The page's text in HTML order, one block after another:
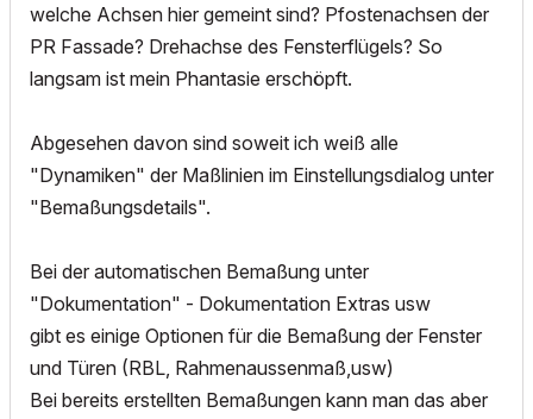
welche Achsen hier gemeint sind? Pfostenachsen der
PR Fassade? Drehachse des Fensterflügels? So
langsam ist mein Phantasie erschöpft.
Abgesehen davon sind soweit ich weiß alle
"Dynamiken" der Maßlinien im Einstellungsdialog unter
"Bemaßungsdetails".
Bei der automatischen Bemaßung unter
"Dokumentation" - Dokumentation Extras usw
gibt es einige Optionen für die Bemaßung der Fenster
und Türen (RBL, Rahmenaussenmaß,usw)
Bei bereits erstellten Bemaßungen kann man das aber